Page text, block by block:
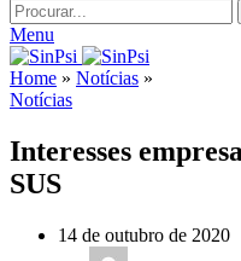
Menu
Home » Notícias »
Notícias
Interesses
SUS
14 de outubro de 2020